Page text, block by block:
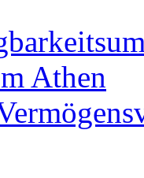
Athen